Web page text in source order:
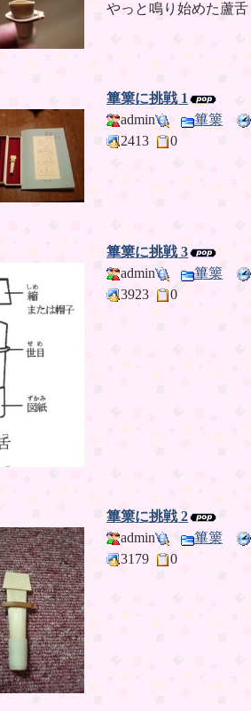
やっと鳴り始めた蘆舌
篳篥に挑戦 1
admin
篳篥
2413
0
篳篥に挑戦 3
admin
篳篥
3923
0
篳篥に挑戦 2
admin
篳篥
3179
0